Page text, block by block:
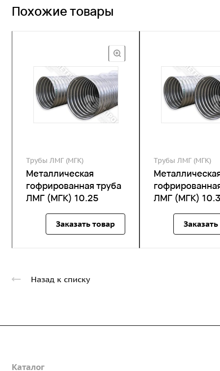
Похожие товары
Трубы ЛМГ (МГК)
Металлическая
гофрированная труба
ЛМГ (МГК) 10.25
Заказать товар
Трубы ЛМГ (МГК)
ЛМГ (МГК)
Назад к списку
О предприятии
Каталог